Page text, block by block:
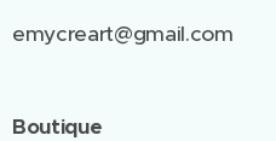
emycreart@gmail.com
Boutique